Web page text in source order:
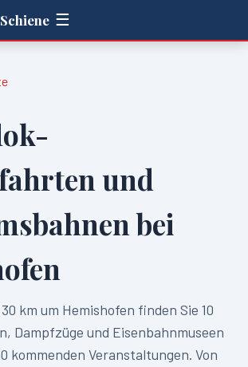
☰
und
bei
30 km um Hemishofen finden Sie 10
Dampfzüge und Eisenbahnmuseen
kommenden Veranstaltungen. Von